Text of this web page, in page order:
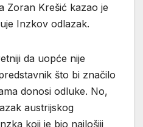
Zoran Krešić kazao je
Inzkov odlazak.
da uopće nije
što bi značilo
donosi odluke. No,
austrijskog
koji je bio najlošiji